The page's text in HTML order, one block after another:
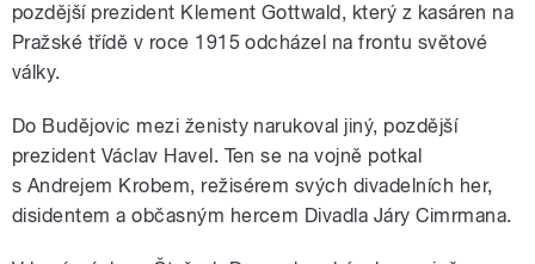
pozdější prezident Klement Gottwald, který z kasáren na
Pražské třídě v roce 1915 odcházel na frontu světové
války.
Do Budějovic mezi ženisty narukoval jiný, pozdější
prezident Václav Havel. Ten se na vojně potkal
s Andrejem Krobem, režisérem svých divadelních her,
disidentem a občasným hercem Divadla Járy Cimrmana.